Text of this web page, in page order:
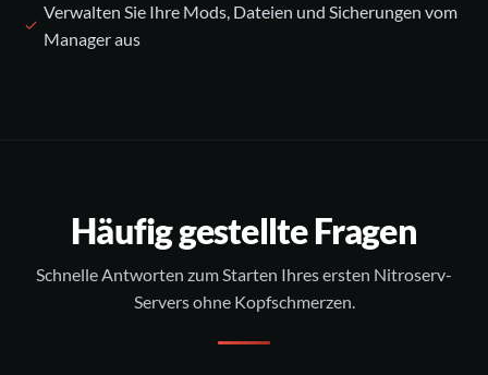
Verwalten Sie Ihre Mods, Dateien und Sicherungen vom
Manager aus
Häufig gestellte Fragen
Schnelle Antworten zum Starten Ihres ersten Nitroserv-
Servers ohne Kopfschmerzen.